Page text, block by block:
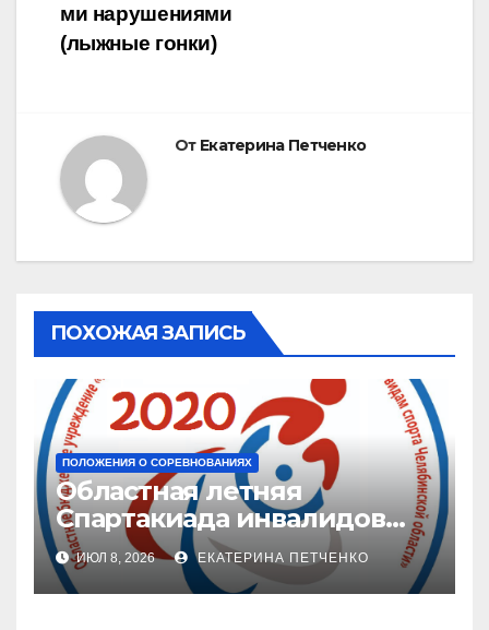
ми нарушениями
(лыжные гонки)
От Екатерина Петченко
ПОХОЖАЯ ЗАПИСЬ
ПОЛОЖЕНИЯ О СОРЕВНОВАНИЯХ
Областная летняя
Спартакиада инвалидов
2026 г.
ИЮЛ 8, 2026 ЕКАТЕРИНА ПЕТЧЕНКО